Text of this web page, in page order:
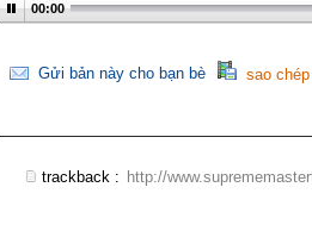
00:00
Gửi bản này cho bạn bè sao
trackback : http://